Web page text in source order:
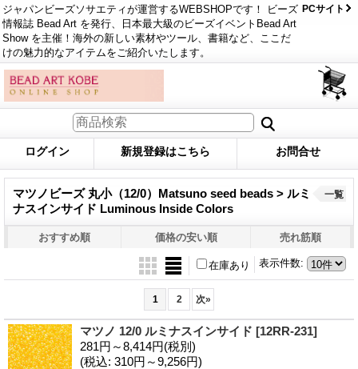
ジャパンビーズソサエティが運営するWEBSHOPです！ ビーズ
情報誌 Bead Art を発行、日本最大級のビーズイベントBead Art
Show を主催！海外の新しい素材やツール、書籍など、ここだ
けの魅力的なアイテムをご紹介いたします。
PCサイト
ログイン 新規登録はこちら お問合せ
マツノビーズ 丸小（12/0）Matsuno seed beads > ルミ
ナスインサイド Luminous Inside Colors
一覧
おすすめ順 価格の安い順 売れ筋順
表示件数:
在庫あり
1 2 次»
マツノ 12/0 ルミナスインサイド [12RR-231]
281円～8,414円(税別)
(税込: 310円～9,256円)